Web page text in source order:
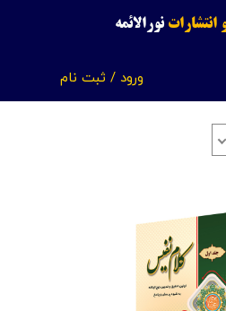
انتشاراتنورالائمه
ورود / ثبت نام